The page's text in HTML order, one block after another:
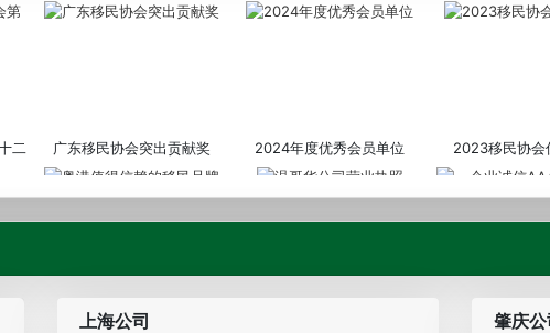
二 广东移民协会突出贡献奖 2024年度优秀会员单位 2023移民协会
粤港值得信赖的移民品牌 企业诚信
上海公司 肇庆公